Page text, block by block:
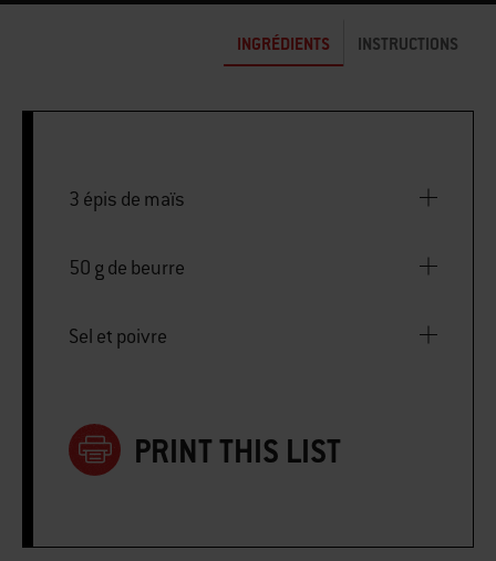
INGRÉDIENTS INSTRUCTIONS
3 épis de maïs
50 g de beurre
Sel et poivre
PRINT THIS LIST